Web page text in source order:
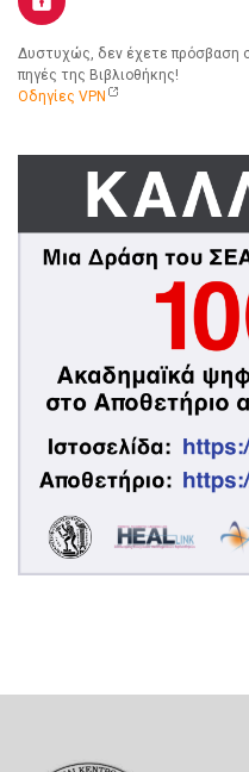
Δυστυχώς, δεν έχετε πρόσβαση
πηγές της Βιβλιοθήκης!
Οδηγίες VPN